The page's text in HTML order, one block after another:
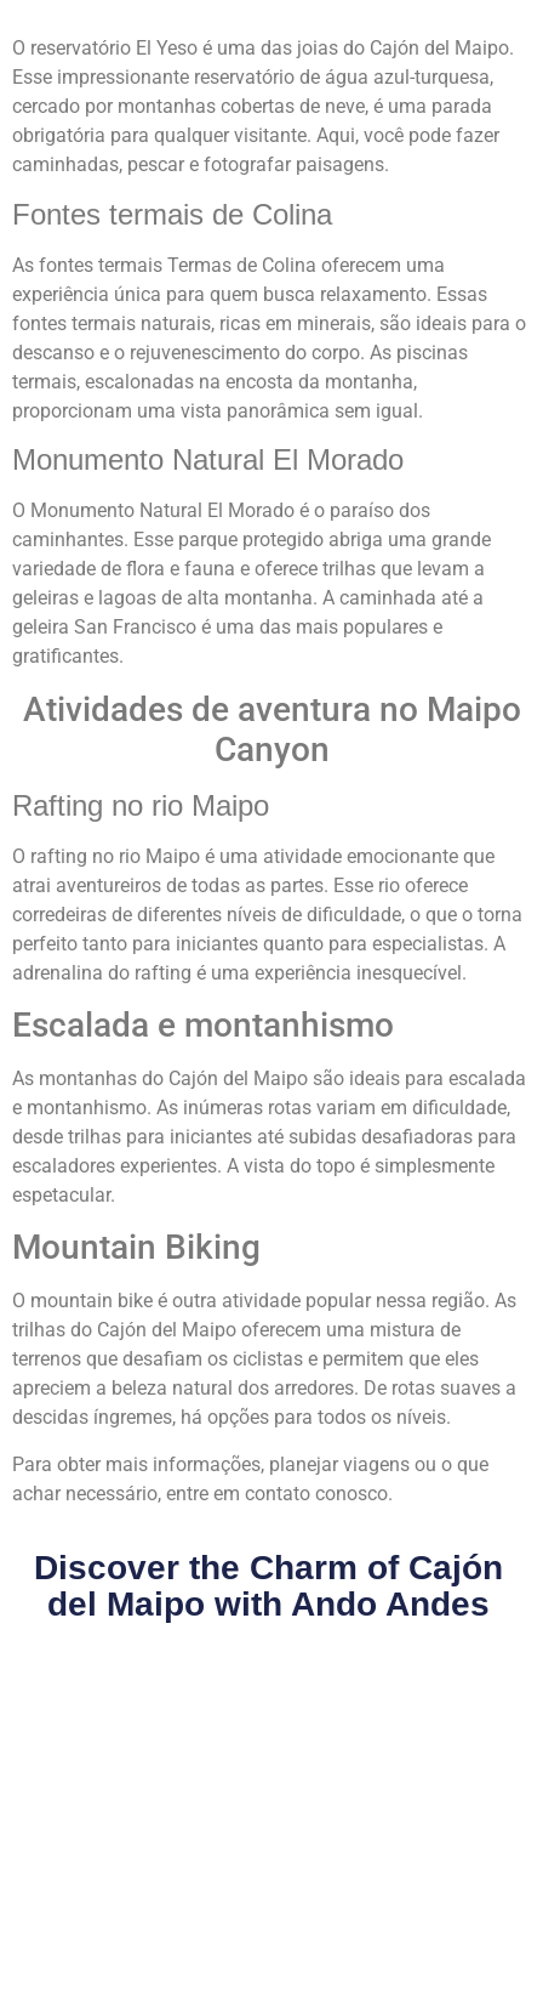
O reservatório El Yeso é uma das joias do Cajón del Maipo.
Esse impressionante reservatório de água azul-turquesa,
cercado por montanhas cobertas de neve, é uma parada
obrigatória para qualquer visitante. Aqui, você pode fazer
caminhadas, pescar e fotografar paisagens.
Fontes termais de Colina
As fontes termais Termas de Colina oferecem uma
experiência única para quem busca relaxamento. Essas
fontes termais naturais, ricas em minerais, são ideais para o
descanso e o rejuvenescimento do corpo. As piscinas
termais, escalonadas na encosta da montanha,
proporcionam uma vista panorâmica sem igual.
Monumento Natural El Morado
O Monumento Natural El Morado é o paraíso dos
caminhantes. Esse parque protegido abriga uma grande
variedade de flora e fauna e oferece trilhas que levam a
geleiras e lagoas de alta montanha. A caminhada até a
geleira San Francisco é uma das mais populares e
gratificantes.
Atividades de aventura no Maipo
Canyon
Rafting no rio Maipo
O rafting no rio Maipo é uma atividade emocionante que
atrai aventureiros de todas as partes. Esse rio oferece
corredeiras de diferentes níveis de dificuldade, o que o torna
perfeito tanto para iniciantes quanto para especialistas. A
adrenalina do rafting é uma experiência inesquecível.
Escalada e montanhismo
As montanhas do Cajón del Maipo são ideais para escalada
e montanhismo. As inúmeras rotas variam em dificuldade,
desde trilhas para iniciantes até subidas desafiadoras para
escaladores experientes. A vista do topo é simplesmente
espetacular.
Mountain Biking
O mountain bike é outra atividade popular nessa região. As
trilhas do Cajón del Maipo oferecem uma mistura de
terrenos que desafiam os ciclistas e permitem que eles
apreciem a beleza natural dos arredores. De rotas suaves a
descidas íngremes, há opções para todos os níveis.
Para obter mais informações, planejar viagens ou o que
achar necessário, entre em contato conosco.
Discover the Charm of Cajón
del Maipo with Ando Andes